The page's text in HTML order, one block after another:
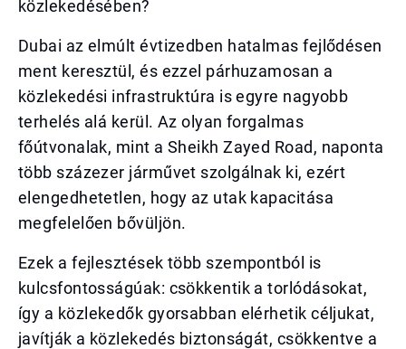
közlekedésében?
Dubai az elmúlt évtizedben hatalmas fejlődésen
ment keresztül, és ezzel párhuzamosan a
közlekedési infrastruktúra is egyre nagyobb
terhelés alá kerül. Az olyan forgalmas
főútvonalak, mint a Sheikh Zayed Road, naponta
több százezer járművet szolgálnak ki, ezért
elengedhetetlen, hogy az utak kapacitása
megfelelően bővüljön.
Ezek a fejlesztések több szempontból is
kulcsfontosságúak: csökkentik a torlódásokat,
így a közlekedők gyorsabban elérhetik céljukat,
javítják a közlekedés biztonságát, csökkentve a